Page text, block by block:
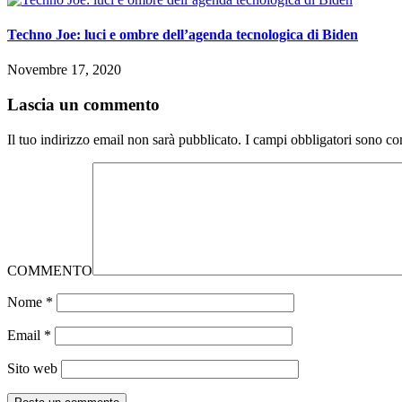
Techno Joe: luci e ombre dell’agenda tecnologica di Biden
Novembre 17, 2020
Lascia un commento
Il tuo indirizzo email non sarà pubblicato. I campi obbligatori sono
COMMENTO
Nome *
Email *
Sito web